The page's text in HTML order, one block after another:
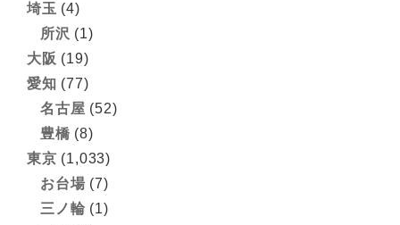
埼玉 (4)
所沢 (1)
大阪 (19)
愛知 (77)
名古屋 (52)
豊橋 (8)
東京 (1,033)
お台場 (7)
三ノ輪 (1)